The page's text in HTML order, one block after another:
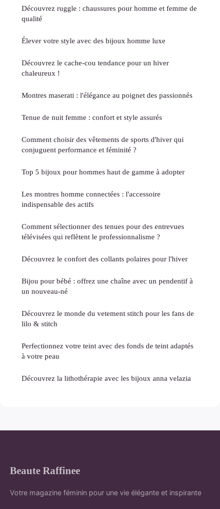
Découvrez ruggle : chaussures pour homme et femme de
qualité
Élever votre style avec des bijoux homme luxe
Découvrez le cache-cou tendance pour un hiver
chaleureux !
Montres maserati : l'élégance au poignet des passionnés
Tenue de nuit femme : confort et style assurés
Comment choisir des vêtements de sports d'hiver qui
conjuguent performance et féminité ?
Top 5 bijoux pour hommes haut de gamme à adopter
Les montres homme connectées : l'accessoire
indispensable des actifs
Comment sélectionner des tenues pour des entrevues
télévisées qui reflètent le professionnalisme ?
Découvrez le confort des collants polaires pour l'hiver
Bijou pour bébé : offrez une chaîne avec un pendentif à
un nouveau-né
Découvrez le monde du vetement stitch pour les fans de
lilo & stitch
Perfectionnez votre teint avec des fonds de teint adaptés
à votre peau
Découvrez la lithothérapie avec les bijoux anna velazia
Beaute Raffinee
Votre magazine féminin pour une vie élégante et inspirante